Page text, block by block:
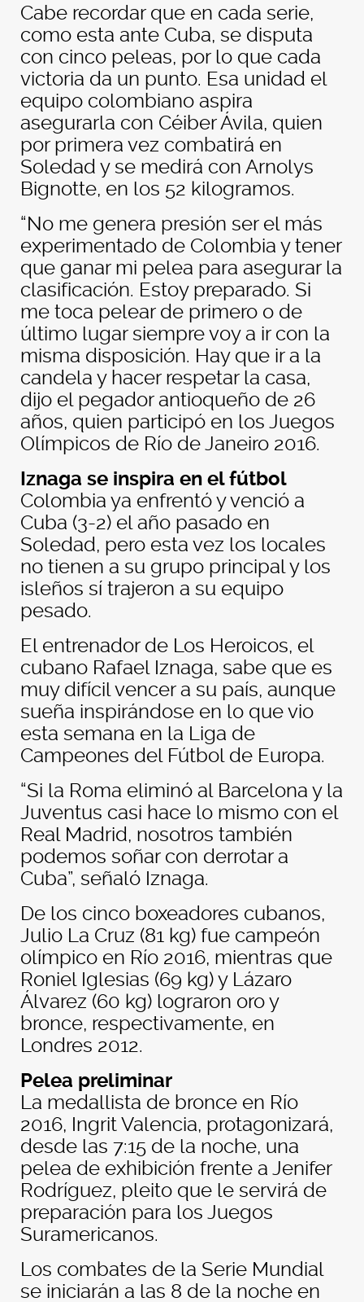
Cabe recordar que en cada serie,
como esta ante Cuba, se disputa
con cinco peleas, por lo que cada
victoria da un punto. Esa unidad el
equipo colombiano aspira
asegurarla con Céiber Ávila, quien
por primera vez combatirá en
Soledad y se medirá con Arnolys
Bignotte, en los 52 kilogramos.
“No me genera presión ser el más
experimentado de Colombia y tener
que ganar mi pelea para asegurar la
clasificación. Estoy preparado. Si
me toca pelear de primero o de
último lugar siempre voy a ir con la
misma disposición. Hay que ir a la
candela y hacer respetar la casa,
dijo el pegador antioqueño de 26
años, quien participó en los Juegos
Olímpicos de Río de Janeiro 2016.
Iznaga se inspira en el fútbol
Colombia ya enfrentó y venció a
Cuba (3-2) el año pasado en
Soledad, pero esta vez los locales
no tienen a su grupo principal y los
isleños sí trajeron a su equipo
pesado.
El entrenador de Los Heroicos, el
cubano Rafael Iznaga, sabe que es
muy difícil vencer a su país, aunque
sueña inspirándose en lo que vio
esta semana en la Liga de
Campeones del Fútbol de Europa.
“Si la Roma eliminó al Barcelona y la
Juventus casi hace lo mismo con el
Real Madrid, nosotros también
podemos soñar con derrotar a
Cuba”, señaló Iznaga.
De los cinco boxeadores cubanos,
Julio La Cruz (81 kg) fue campeón
olímpico en Río 2016, mientras que
Roniel Iglesias (69 kg) y Lázaro
Álvarez (60 kg) lograron oro y
bronce, respectivamente, en
Londres 2012.
Pelea preliminar
La medallista de bronce en Río
2016, Ingrit Valencia, protagonizará,
desde las 7:15 de la noche, una
pelea de exhibición frente a Jenifer
Rodríguez, pleito que le servirá de
preparación para los Juegos
Suramericanos.
Los combates de la Serie Mundial
se iniciarán a las 8 de la noche en